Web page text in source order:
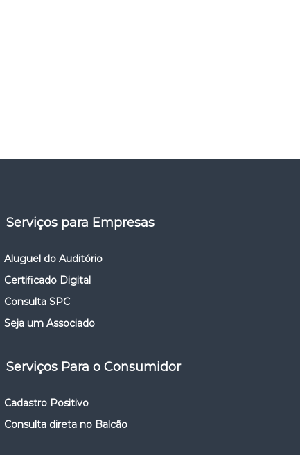
Serviços para Empresas
Aluguel do Auditório
Certificado Digital
Consulta SPC
Seja um Associado
Serviços Para o Consumidor
Cadastro Positivo
Consulta direta no Balcão